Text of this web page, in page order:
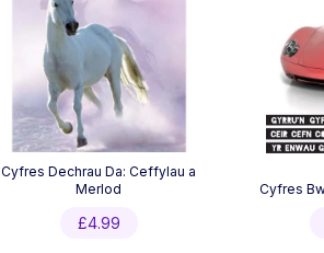
Cyfres Dechrau Da: Ceffylau a
Merlod
£4.99
Cyfres